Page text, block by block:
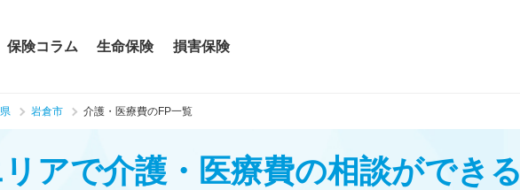
保険コラム 生命保険 損害保険
岩倉市 介護・医療費のFP一覧
アで介護・医療費の相談ができる